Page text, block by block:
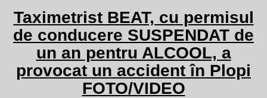
Taximetrist BEAT, cu permisul
de conducere SUSPENDAT de
un an pentru ALCOOL, a
provocat un accident în Plopi
FOTO/VIDEO